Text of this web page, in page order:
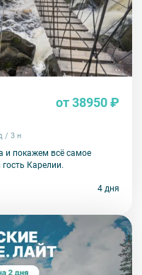
от 38950 ₽
/ 3 н
и покажем всё самое
Карелии.
4 дня